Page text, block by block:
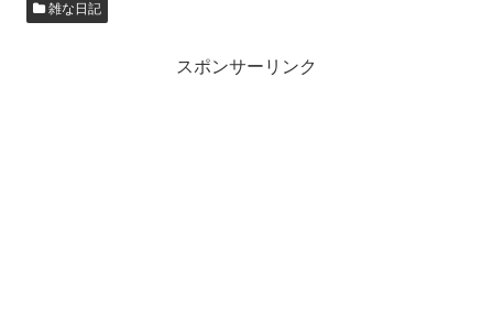
雑な日記
スポンサーリンク